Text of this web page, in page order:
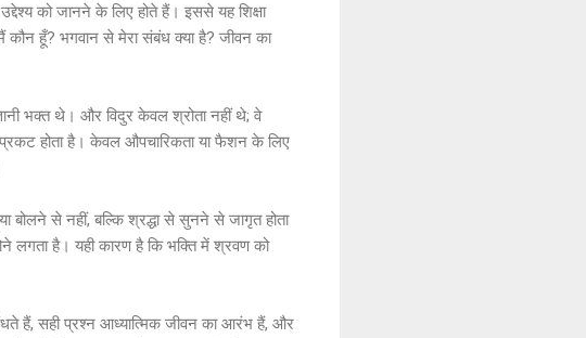
को जानने के लिए होते हैं। इससे यह शिक्षा
कौन हूँ? भगवान से मेरा संबंध क्या है? जीवन का
भक्त थे। और विदुर केवल श्रोता नहीं थे; वे
होता है। केवल औपचारिकता या फैशन के लिए
बोलने से नहीं, बल्कि श्रद्धा से सुनने से जागृत होता
लगता है। यही कारण है कि भक्ति में श्रवण को
हैं, सही प्रश्न आध्यात्मिक जीवन का आरंभ हैं, और